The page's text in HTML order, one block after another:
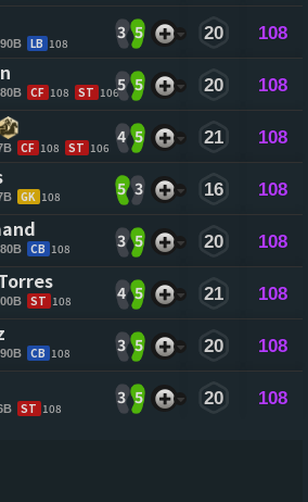
LB 108
3 5 20 108
CF 108 ST 1065 5 20 108
CF 108 ST 106
4 5 21 108
GK 108 5 3 16 108
CB 108 3 5 20 108
ST 108 4 5 21 108
CB 108 3 5 20 108
ST 108
3 5 20 108